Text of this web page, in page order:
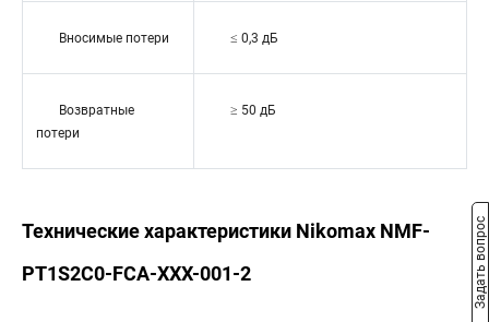
Вносимые потери ≤ 0,3 дБ
Возвратные
потери
≥ 50 дБ
Технические характеристики Nikomax NMF-
PT1S2C0-FCA-XXX-001-2
Задать вопрос